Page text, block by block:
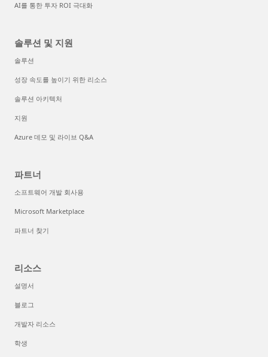
AI를 통한 투자 ROI 극대화
솔루션 및 지원
솔루션
성장 속도를 높이기 위한 리소스
솔루션 아키텍처
지원
Azure 데모 및 라이브 Q&A
파트너
소프트웨어 개발 회사용
Microsoft Marketplace
파트너 찾기
리소스
설명서
블로그
개발자 리소스
학생